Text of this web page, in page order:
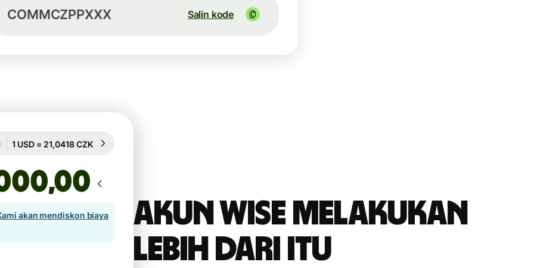
COMMCZPPXXX Salin kode
Akun Wise melakukan
lebih dari itu
Dijamin selama 20h
,00
akan mendiskon biaya